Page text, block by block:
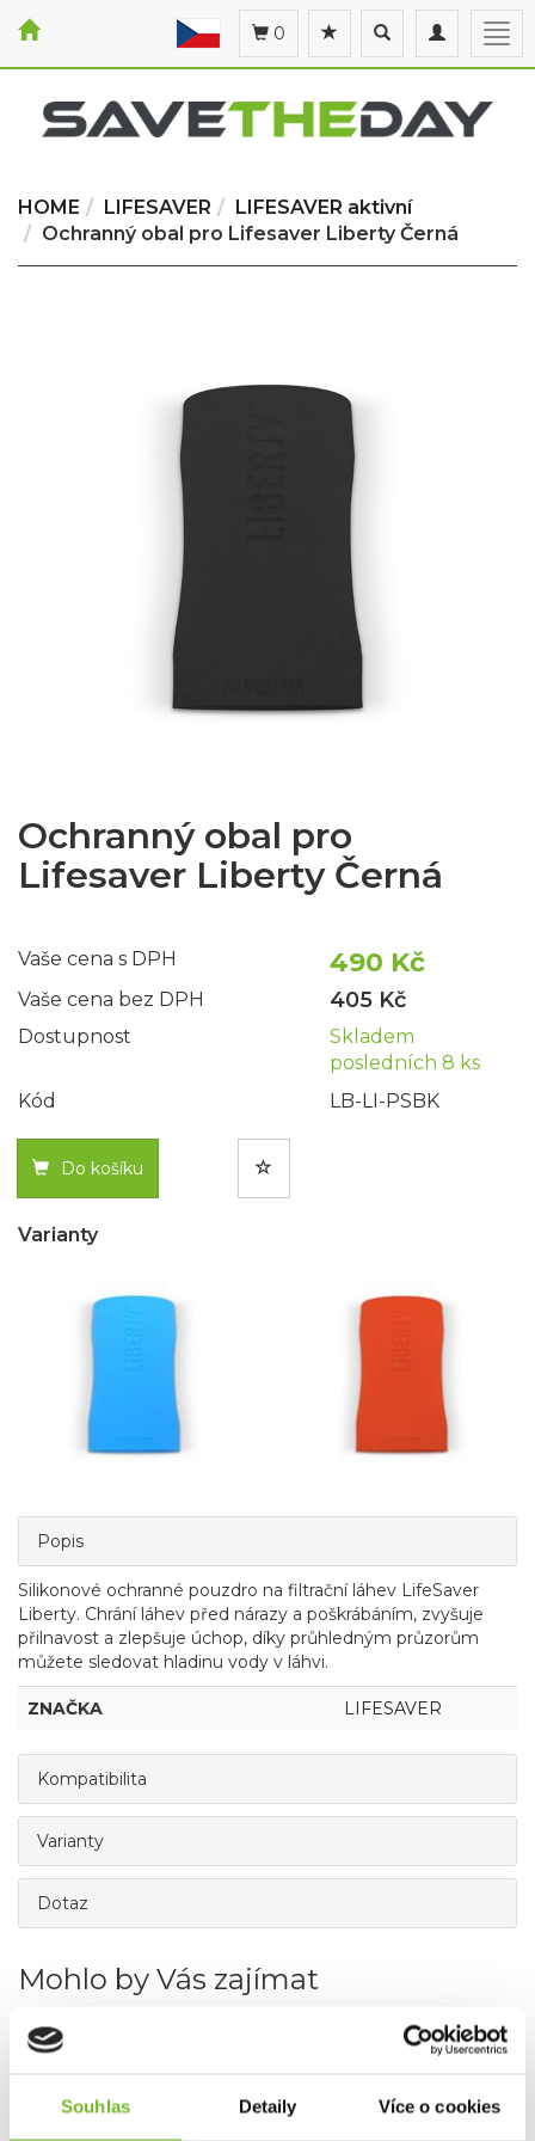
Souhlas Detaily Více o cookies
Toggle
navigation
Toggle
search
0
HOME LIFESAVER
LIFESAVER aktivní
Ochranný obal pro Lifesaver Liberty Černá
Ochranný obal pro
Lifesaver Liberty Černá
Vaše cena s DPH 490 Kč
Vaše cena bez DPH 405 Kč
Dostupnost
Skladem
posledních 8 ks
Kód
LB-LI-PSBK
Do košíku
Varianty
Popis
Silikonové ochranné pouzdro na filtrační láhev LifeSaver
Liberty. Chrání láhev před nárazy a poškrábáním, zvyšuje
přilnavost a zlepšuje úchop, díky průhledným průzorům
můžete sledovat hladinu vody v láhvi.
ZNAČKA LIFESAVER
Kompatibilita
Varianty
Dotaz
Mohlo by Vás zajímat